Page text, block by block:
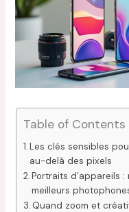
Table of Contents
Les clés sensibles
au-delà des pixels
Portraits d’appareils
meilleurs
Quand zoom et